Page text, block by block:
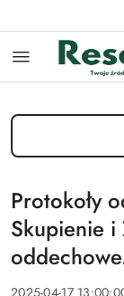
Protokoły
Skupienie i
2025-04-17